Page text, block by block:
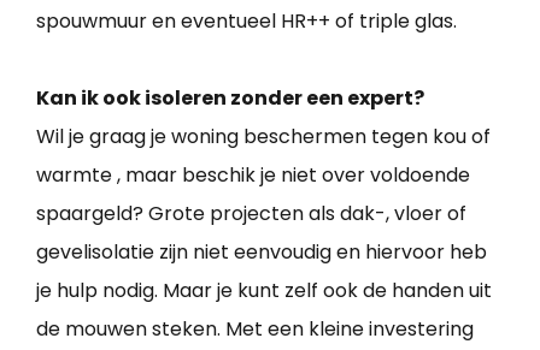
spouwmuur en eventueel HR++ of triple glas.
Kan ik ook isoleren zonder een expert?
Wil je graag je woning beschermen tegen kou of
warmte , maar beschik je niet over voldoende
spaargeld? Grote projecten als dak-, vloer of
gevelisolatie zijn niet eenvoudig en hiervoor heb
je hulp nodig. Maar je kunt zelf ook de handen uit
de mouwen steken. Met een kleine investering